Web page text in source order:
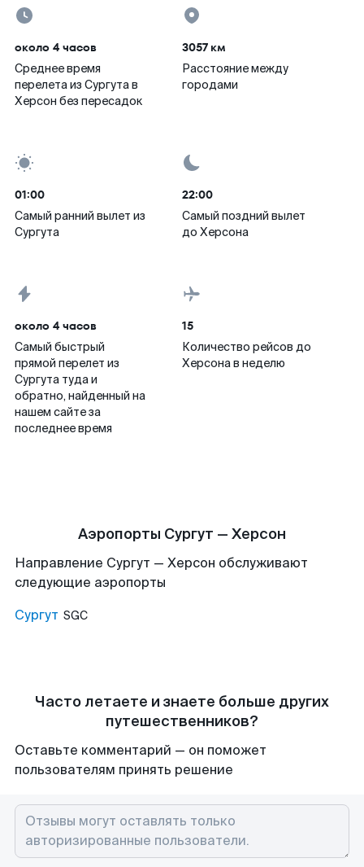
около 4 часов
Среднее время
перелета из Сургута в
Херсон без пересадок
3057 км
Расстояние между
городами
01:00
Самый ранний вылет из
Сургута
22:00
Самый поздний вылет
до Херсона
около 4 часов
Самый быстрый
прямой перелет из
Сургута туда и
обратно, найденный на
нашем сайте за
последнее время
15
Количество рейсов до
Херсона в неделю
Аэропорты Сургут — Херсон
Направление Сургут — Херсон обслуживают
следующие аэропорты
Сургут SGC
Часто летаете и знаете больше других
путешественников?
Оставьте комментарий — он поможет
пользователям принять решение